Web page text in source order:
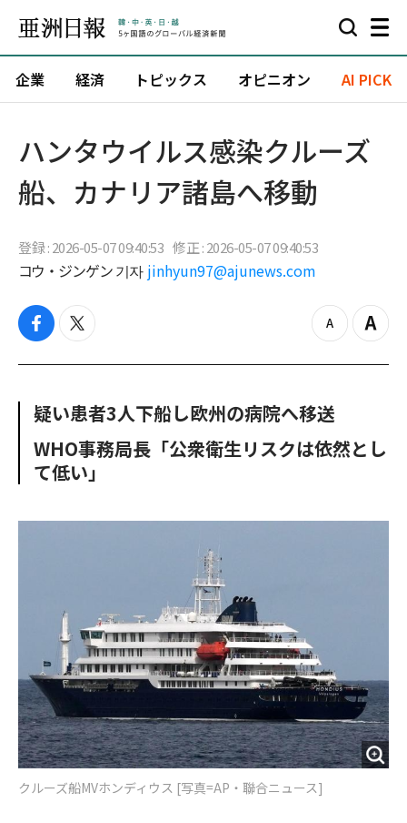
企業 経済 トピックス オピニオン AI PICK
ハンタウイルス感染クルーズ
船、カナリア諸島へ移動
登録 : 2026-05-07 09:40:53 修正 : 2026-05-07 09:40:53
コウ・ジンゲン 기자 jinhyun97@ajunews.com
f
c
o
k
t
i
t
e
z
o
u
Z
o
疑い患者3人下船し欧州の病院へ移送
WHO事務局長「公衆衛生リスクは依然とし
て低い」
クルーズ船MVホンディウス [写真=AP・聯合ニュース]